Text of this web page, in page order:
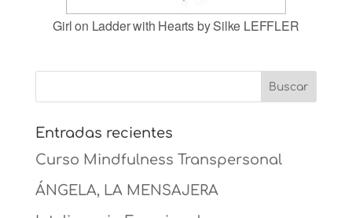
Girl on Ladder with Hearts by Silke LEFFLER
Entradas recientes
Curso Mindfulness Transpersonal
ÁNGELA, LA MENSAJERA